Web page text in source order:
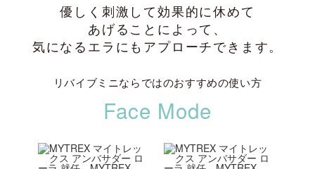
優しく刺激して効果的に休めて
あげることによって、
気になるエラにもアプローチできます。
リバイブミニならではのおすすめの使い方
Face Mode